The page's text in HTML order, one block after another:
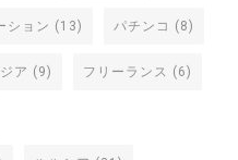
ション (13) パチンコ (8)
ア (9) フリーランス (6)